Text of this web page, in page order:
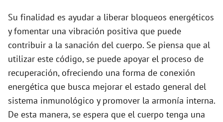
Su finalidad es ayudar a liberar bloqueos energéticos
y fomentar una vibración positiva que puede
contribuir a la sanación del cuerpo. Se piensa que al
utilizar este código, se puede apoyar el proceso de
recuperación, ofreciendo una forma de conexión
energética que busca mejorar el estado general del
sistema inmunológico y promover la armonía interna.
De esta manera, se espera que el cuerpo tenga una